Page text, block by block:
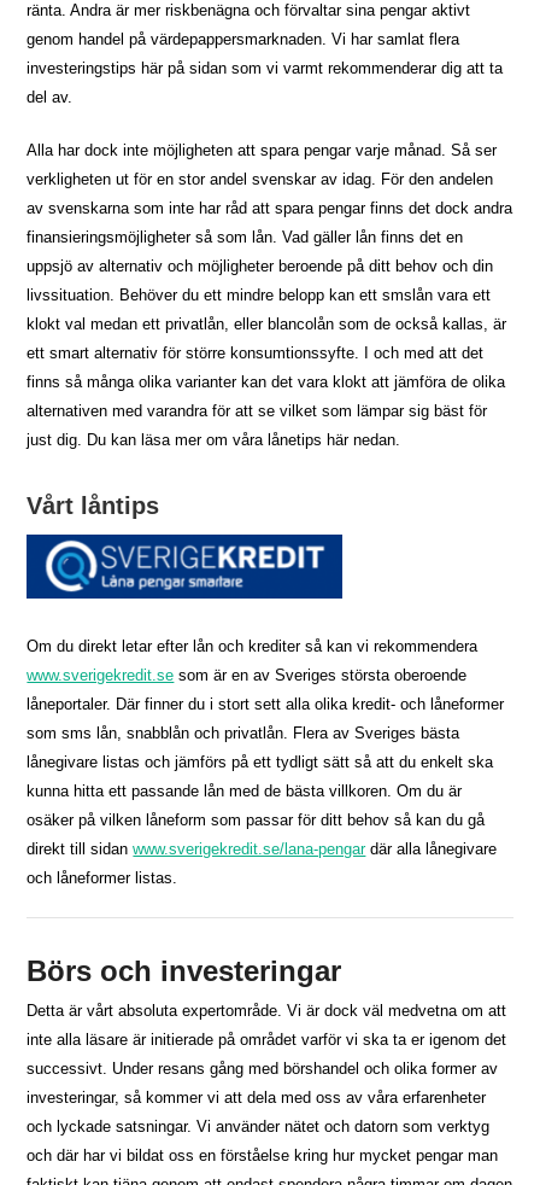
ränta. Andra är mer riskbenägna och förvaltar sina pengar aktivt
genom handel på värdepappersmarknaden. Vi har samlat flera
investeringstips här på sidan som vi varmt rekommenderar dig att ta
del av.
Alla har dock inte möjligheten att spara pengar varje månad. Så ser
verkligheten ut för en stor andel svenskar av idag. För den andelen
av svenskarna som inte har råd att spara pengar finns det dock andra
finansieringsmöjligheter så som lån. Vad gäller lån finns det en
uppsjö av alternativ och möjligheter beroende på ditt behov och din
livssituation. Behöver du ett mindre belopp kan ett smslån vara ett
klokt val medan ett privatlån, eller blancolån som de också kallas, är
ett smart alternativ för större konsumtionssyfte. I och med att det
finns så många olika varianter kan det vara klokt att jämföra de olika
alternativen med varandra för att se vilket som lämpar sig bäst för
just dig. Du kan läsa mer om våra lånetips här nedan.
Vårt låntips
Om du direkt letar efter lån och krediter så kan vi rekommendera
www.sverigekredit.se som är en av Sveriges största oberoende
låneportaler. Där finner du i stort sett alla olika kredit- och låneformer
som sms lån, snabblån och privatlån. Flera av Sveriges bästa
lånegivare listas och jämförs på ett tydligt sätt så att du enkelt ska
kunna hitta ett passande lån med de bästa villkoren. Om du är
osäker på vilken låneform som passar för ditt behov så kan du gå
direkt till sidanwww.sverigekredit.se/lana-pengardär alla lånegivare
och låneformer listas.
Börs och investeringar
Detta är vårt absoluta expertområde. Vi är dock väl medvetna om att
inte alla läsare är initierade på området varför vi ska ta er igenom det
successivt. Under resans gång med börshandel och olika former av
investeringar, så kommer vi att dela med oss av våra erfarenheter
och lyckade satsningar. Vi använder nätet och datorn som verktyg
och där har vi bildat oss en förståelse kring hur mycket pengar man